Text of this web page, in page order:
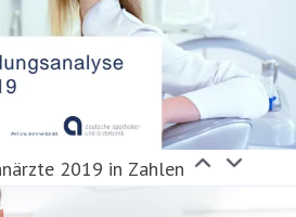
2019 in Zahlen